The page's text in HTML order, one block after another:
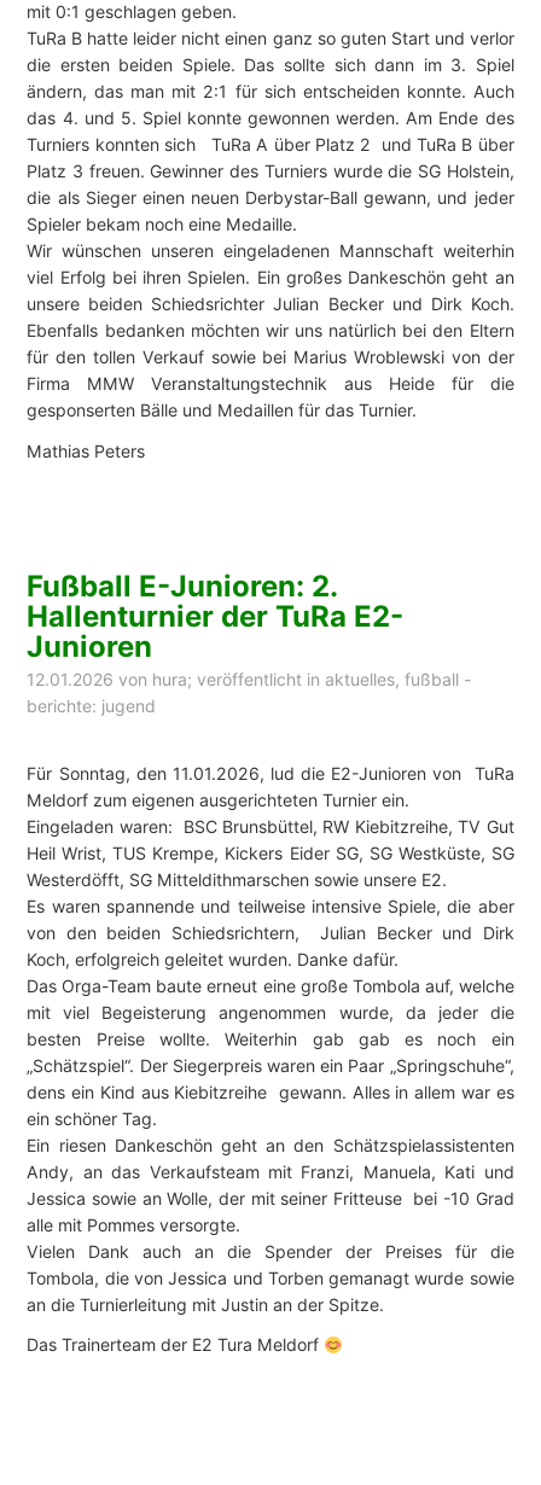
mit 0:1 geschlagen geben.
TuRa B hatte leider nicht einen ganz so guten Start und verlor
die ersten beiden Spiele. Das sollte sich dann im 3. Spiel
ändern, das man mit 2:1 für sich entscheiden konnte. Auch
das 4. und 5. Spiel konnte gewonnen werden. Am Ende des
Turniers konnten sich TuRa A über Platz 2 und TuRa B über
Platz 3 freuen. Gewinner des Turniers wurde die SG Holstein,
die als Sieger einen neuen Derbystar-Ball gewann, und jeder
Spieler bekam noch eine Medaille.
Wir wünschen unseren eingeladenen Mannschaft weiterhin
viel Erfolg bei ihren Spielen. Ein großes Dankeschön geht an
unsere beiden Schiedsrichter Julian Becker und Dirk Koch.
Ebenfalls bedanken möchten wir uns natürlich bei den Eltern
für den tollen Verkauf sowie bei Marius Wroblewski von der
Firma MMW Veranstaltungstechnik aus Heide für die
gesponserten Bälle und Medaillen für das Turnier.
Mathias Peters
Fußball E-Junioren: 2.
Hallenturnier der TuRa E2-
Junioren
12.01.2026 von hura; veröffentlicht in aktuelles,fußball -
berichte: jugend
Für Sonntag, den 11.01.2026, lud die E2-Junioren von TuRa
Meldorf zum eigenen ausgerichteten Turnier ein.
Eingeladen waren: BSC Brunsbüttel, RW Kiebitzreihe, TV Gut
Heil Wrist, TUS Krempe, Kickers Eider SG, SG Westküste, SG
Westerdöfft, SG Mitteldithmarschen sowie unsere E2.
Es waren spannende und teilweise intensive Spiele, die aber
von den beiden Schiedsrichtern, Julian Becker und Dirk
Koch, erfolgreich geleitet wurden. Danke dafür.
Das Orga-Team baute erneut eine große Tombola auf, welche
mit viel Begeisterung angenommen wurde, da jeder die
besten Preise wollte. Weiterhin gab gab es noch ein
„Schätzspiel“. Der Siegerpreis waren ein Paar „Springschuhe“,
dens ein Kind aus Kiebitzreihe gewann. Alles in allem war es
ein schöner Tag.
Ein riesen Dankeschön geht an den Schätzspielassistenten
Andy, an das Verkaufsteam mit Franzi, Manuela, Kati und
Jessica sowie an Wolle, der mit seiner Fritteuse bei -10 Grad
alle mit Pommes versorgte.
Vielen Dank auch an die Spender der Preises für die
Tombola, die von Jessica und Torben gemanagt wurde sowie
an die Turnierleitung mit Justin an der Spitze.
Das Trainerteam der E2 Tura Meldorf